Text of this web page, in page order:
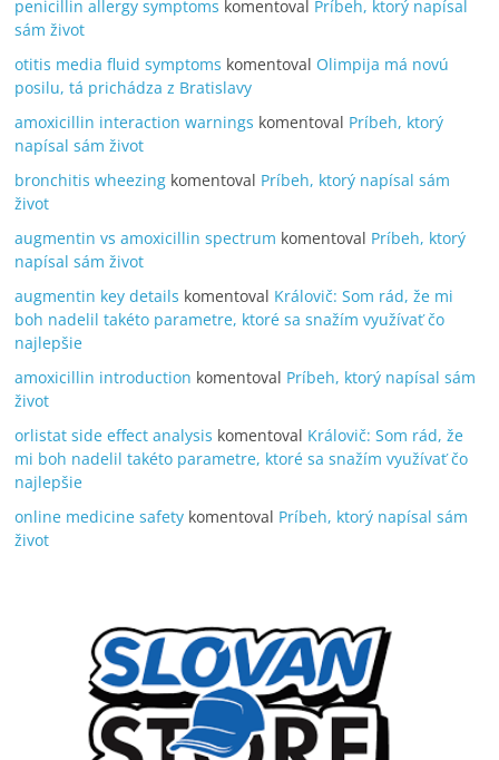
penicillin allergy symptoms komentoval Príbeh, ktorý napísal
sám život
otitis media fluid symptoms komentoval Olimpija má novú
posilu, tá prichádza z Bratislavy
amoxicillin interaction warnings komentoval Príbeh, ktorý
napísal sám život
bronchitis wheezing komentoval Príbeh, ktorý napísal sám
život
augmentin vs amoxicillin spectrum komentoval Príbeh, ktorý
napísal sám život
augmentin key details komentoval Královič: Som rád, že mi
boh nadelil takéto parametre, ktoré sa snažím využívať čo
najlepšie
amoxicillin introduction komentoval Príbeh, ktorý napísal sám
život
orlistat side effect analysis komentoval Královič: Som rád, že
mi boh nadelil takéto parametre, ktoré sa snažím využívať čo
najlepšie
online medicine safety komentoval Príbeh, ktorý napísal sám
život